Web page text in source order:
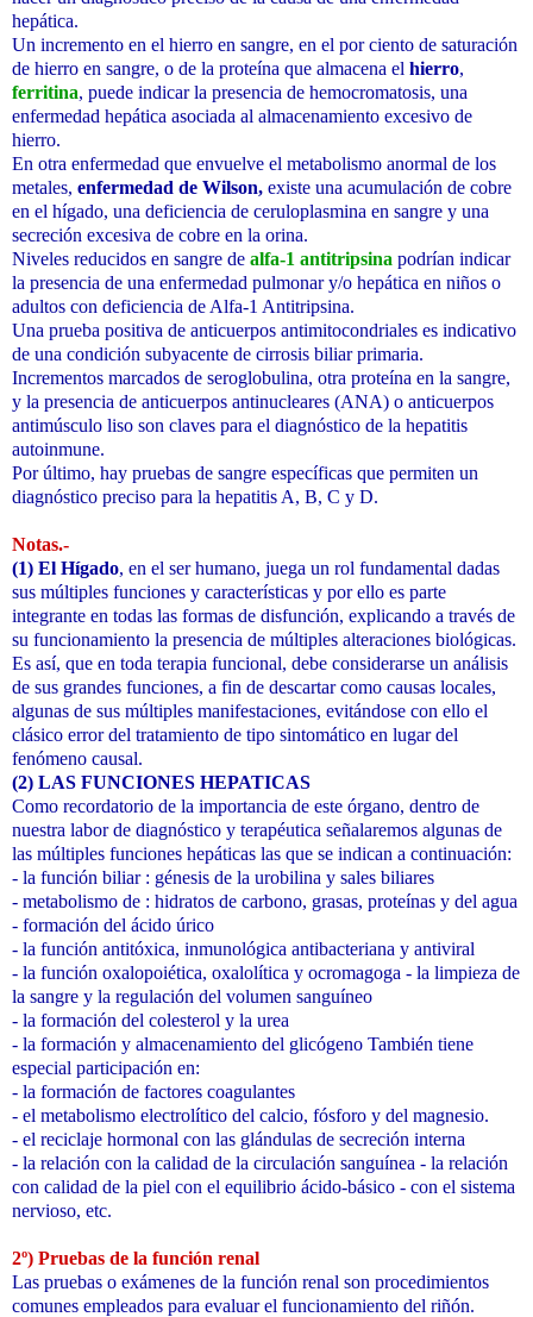
hepática.
Un incremento en el hierro en sangre, en el por ciento de saturación
de hierro en sangre, o de la proteína que almacena el hierro,
ferritina, puede indicar la presencia de hemocromatosis, una
enfermedad hepática asociada al almacenamiento excesivo de
hierro.
En otra enfermedad que envuelve el metabolismo anormal de los
metales, enfermedad de Wilson, existe una acumulación de cobre
en el hígado, una deficiencia de ceruloplasmina en sangre y una
secreción excesiva de cobre en la orina.
Niveles reducidos en sangre de alfa-1 antitripsina podrían indicar
la presencia de una enfermedad pulmonar y/o hepática en niños o
adultos con deficiencia de Alfa-1 Antitripsina.
Una prueba positiva de anticuerpos antimitocondriales es indicativo
de una condición subyacente de cirrosis biliar primaria.
Incrementos marcados de seroglobulina, otra proteína en la sangre,
y la presencia de anticuerpos antinucleares (ANA) o anticuerpos
antimúsculo liso son claves para el diagnóstico de la hepatitis
autoinmune.
Por último, hay pruebas de sangre específicas que permiten un
diagnóstico preciso para la hepatitis A, B, C y D.
Notas.-
(1) El Hígado, en el ser humano, juega un rol fundamental dadas
sus múltiples funciones y características y por ello es parte
integrante en todas las formas de disfunción, explicando a través de
su funcionamiento la presencia de múltiples alteraciones biológicas.
Es así, que en toda terapia funcional, debe considerarse un análisis
de sus grandes funciones, a fin de descartar como causas locales,
algunas de sus múltiples manifestaciones, evitándose con ello el
clásico error del tratamiento de tipo sintomático en lugar del
fenómeno causal.
(2) LAS FUNCIONES HEPATICAS
Como recordatorio de la importancia de este órgano, dentro de
nuestra labor de diagnóstico y terapéutica señalaremos algunas de
las múltiples funciones hepáticas las que se indican a continuación:
- la función biliar : génesis de la urobilina y sales biliares
- metabolismo de : hidratos de carbono, grasas, proteínas y del agua
- formación del ácido úrico
- la función antitóxica, inmunológica antibacteriana y antiviral
- la función oxalopoiética, oxalolítica y ocromagoga - la limpieza de
la sangre y la regulación del volumen sanguíneo
- la formación del colesterol y la urea
- la formación y almacenamiento del glicógeno También tiene
especial participación en:
- la formación de factores coagulantes
- el metabolismo electrolítico del calcio, fósforo y del magnesio.
- el reciclaje hormonal con las glándulas de secreción interna
- la relación con la calidad de la circulación sanguínea - la relación
con calidad de la piel con el equilibrio ácido-básico - con el sistema
nervioso, etc.
2º) Pruebas de la función renal
Las pruebas o exámenes de la función renal son procedimientos
comunes empleados para evaluar el funcionamiento del riñón.